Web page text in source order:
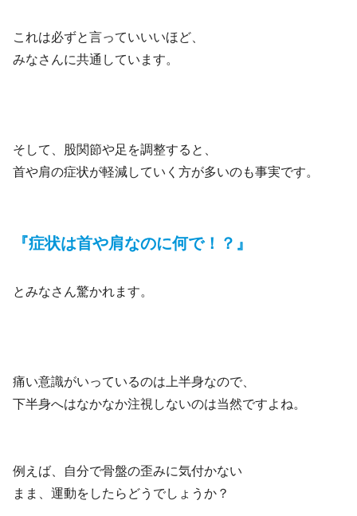
これは必ずと言っていいいほど、
みなさんに共通しています。
そして、股関節や足を調整すると、
首や肩の症状が軽減していく方が多いのも事実です。
『症状は首や肩なのに何で！？』
とみなさん驚かれます。
痛い意識がいっているのは上半身なので、
下半身へはなかなか注視しないのは当然ですよね。
例えば、自分で骨盤の歪みに気付かない
まま、運動をしたらどうでしょうか？